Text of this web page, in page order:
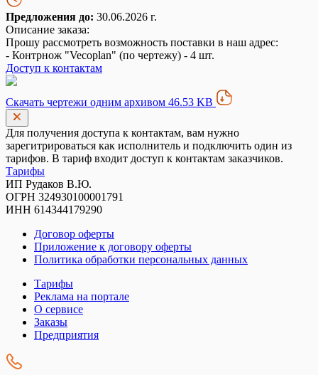
Предложения до: 30.06.2026 г.
Описание заказа:
Прошу рассмотреть возможность поставки в наш адрес:
- Контрнож "Vecoplan" (по чертежу) - 4 шт.
Доступ к контактам
Скачать чертежи одним архивом 46.53 KB
Для получения доступа к контактам, вам нужно
зарегитрироваться как исполнитель и подключить один из
тарифов. В тариф входит доступ к контактам заказчиков.
Тарифы
ИП Рудаков В.Ю.
ОГРН 324930100001791
ИНН 614344179290
Договор оферты
Приложение к договору оферты
Политика обработки персональных данных
Тарифы
Реклама на портале
О сервисе
Заказы
Предприятия